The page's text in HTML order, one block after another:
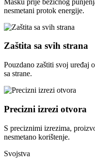
nesmetani protok energije.
Zaštita sa svih strana
Pouzdano zaštiti svoj uređaj
sa strane.
Precizni izrezi otvora
S preciznimi izrezima,
nesmetano korištenje.
Svojstva